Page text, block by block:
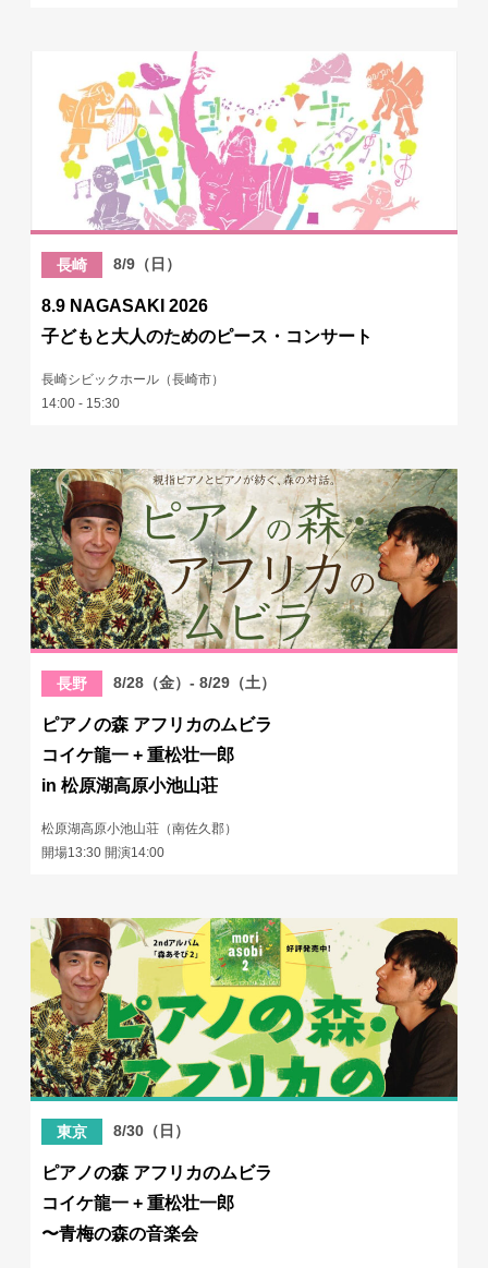
長崎 8/9（日）
8.9 NAGASAKI 2026
子どもと大人のためのピース・コンサート
長崎シビックホール（長崎市）
14:00 - 15:30
長野 8/28（金）- 8/29（土）
ピアノの森 アフリカのムビラ
コイケ龍一 + 重松壮一郎
in 松原湖高原小池山荘
松原湖高原小池山荘（南佐久郡）
開場13:30 開演14:00
東京 8/30（日）
ピアノの森 アフリカのムビラ
コイケ龍一 + 重松壮一郎
〜青梅の森の音楽会